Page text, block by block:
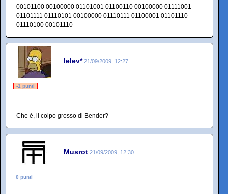
00101100 00100000 01101001 01100110 00100000 01111001
01101111 01110101 00100000 01110111 01100001 01101110
01110100 00101110
lelev* 21/09/2009, 12:27
-1 punti
Che è, il colpo grosso di Bender?
Musrot 21/09/2009, 12:30
0 punti